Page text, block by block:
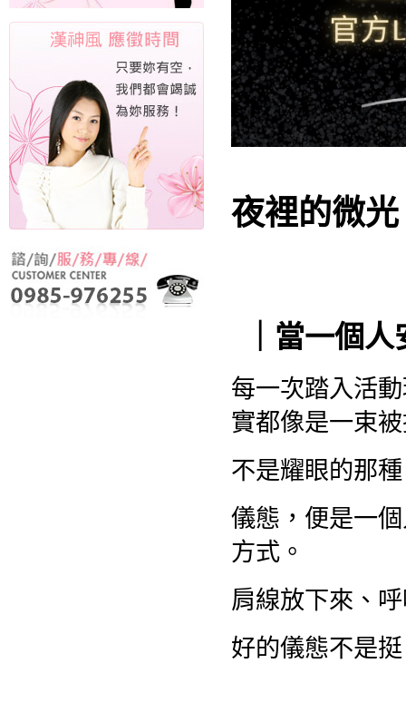
夜裡的微
｜當一個
每一次踏入活
實都像是一束
不是耀眼的那
儀態，便是一
方式。
肩線放下來、
好的儀態不是